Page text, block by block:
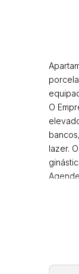
O
lazer.